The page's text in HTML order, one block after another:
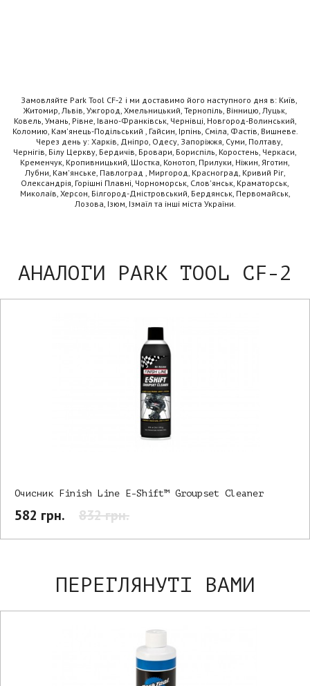
Замовляйте Park Tool CF-2 і ми доставимо його наступного дня в: Київ,
Житомир, Львів, Ужгород, Хмельницький, Тернопіль, Вінницю, Луцьк,
Ковель, Умань, Рівне, Івано-Франківськ, Чернівці, Новгород-Волинський,
Коломию, Кам'янець-Подільський , Гайсин, Ірпінь, Сміла, Фастів, Вишневе.
Через день у: Харків, Дніпро, Одесу, Запоріжжя, Суми, Полтаву,
Чернігів, Білу Церкву, Бердичів, Бровари, Бориспіль, Коростень, Черкаси,
Кременчук, Кропивницький, Шостка, Конотоп, Прилуки, Ніжин, Яготин,
Лубни, Кам'янське, Павлоград , Миргород, Красноград, Кривий Ріг,
Олександрія, Горішні Плавні, Чорноморськ, Слов'янськ, Краматорськ,
Миколаїв, Херсон, Білгород-Дністровський, Бердянськ, Первомайськ,
Лозова, Ізюм, Ізмаїл та інші міста України.
АНАЛОГИ PARK TOOL CF-2
Очисник Finish Line E-Shift™ Groupset Cleaner
582 грн. 832 грн.
ПЕРЕГЛЯНУТІ ВАМИ